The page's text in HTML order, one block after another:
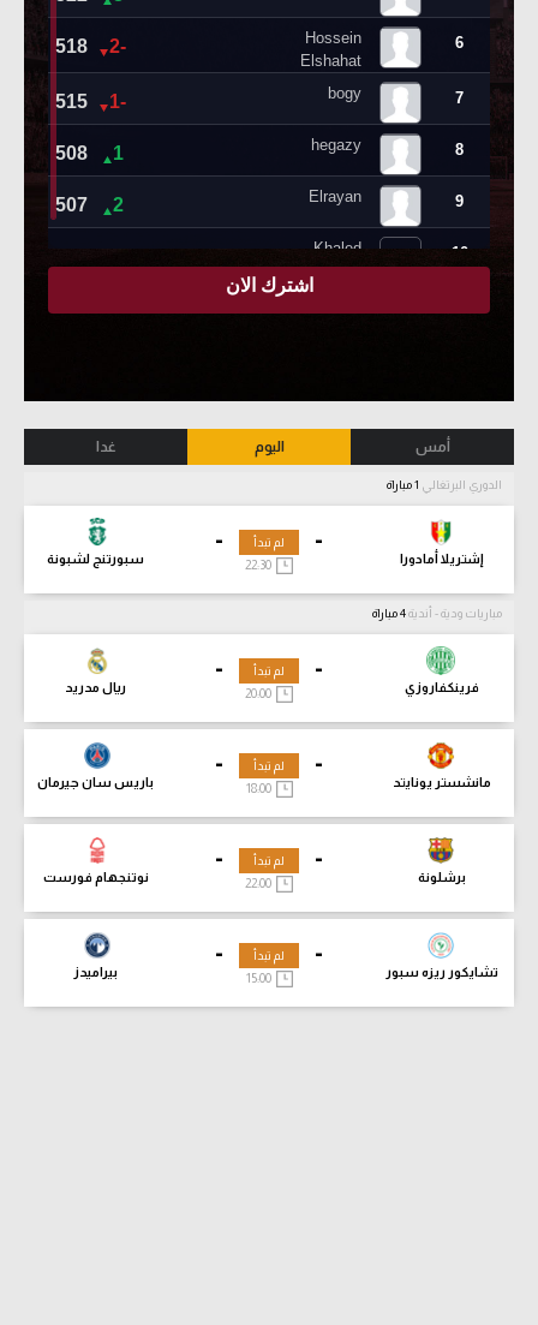
أمس اليوم غدا
الدوري البرتغالي
-
إشتريلا أمادورا
-
سبورتنج لشبونة
لم تبدأ
مباريات ودية - أندية
-
فرينكفاروزي
-
ريال مدريد
لم تبدأ
-
مانشستر يونايتد
-
باريس سان جيرمان
لم تبدأ
18:00
-
برشلونة
-
نوتنجهام فورست
لم تبدأ
-
تشايكور ريزه سبور
-
بيراميدز
لم تبدأ
15:00